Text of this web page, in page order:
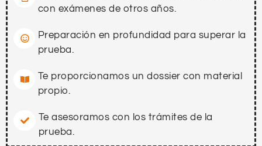
con exámenes de otros años.
Preparación en profundidad para superar la
prueba.
Te proporcionamos un dossier con material
propio.
Te asesoramos con los trámites de la
prueba.